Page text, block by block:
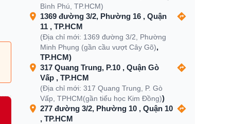
Bình Phú, TP.HCM)
1369 đường 3/2, Phường 16 , Quận
11 , TP.HCM
(Địa chỉ mới: 1369 đường 3/2, Phường
Minh Phụng (gần cầu vượt Cây Gõ),
TP.HCM)
317 Quang Trung, P.10 , Quận Gò
Vấp , TP.HCM
(Địa chỉ mới: 317 Quang Trung, P. Gò
Vấp, TPHCM(gần tiểu học Kim Đồng))
277 đường 3/2, Phường 10 , Quận 10
, TP.HCM